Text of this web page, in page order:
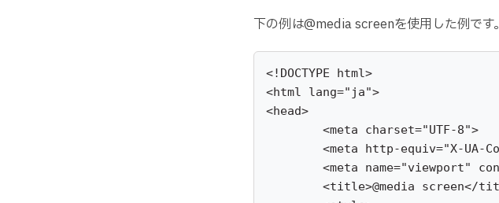
下の例は@media screenを使用した例です。
<!DOCTYPE html>
<html lang="ja">
<head>